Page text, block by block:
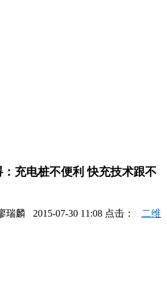
充电桩不便利 快充技术跟不
瑞麟 2015-07-30 11:08 点击： 二维